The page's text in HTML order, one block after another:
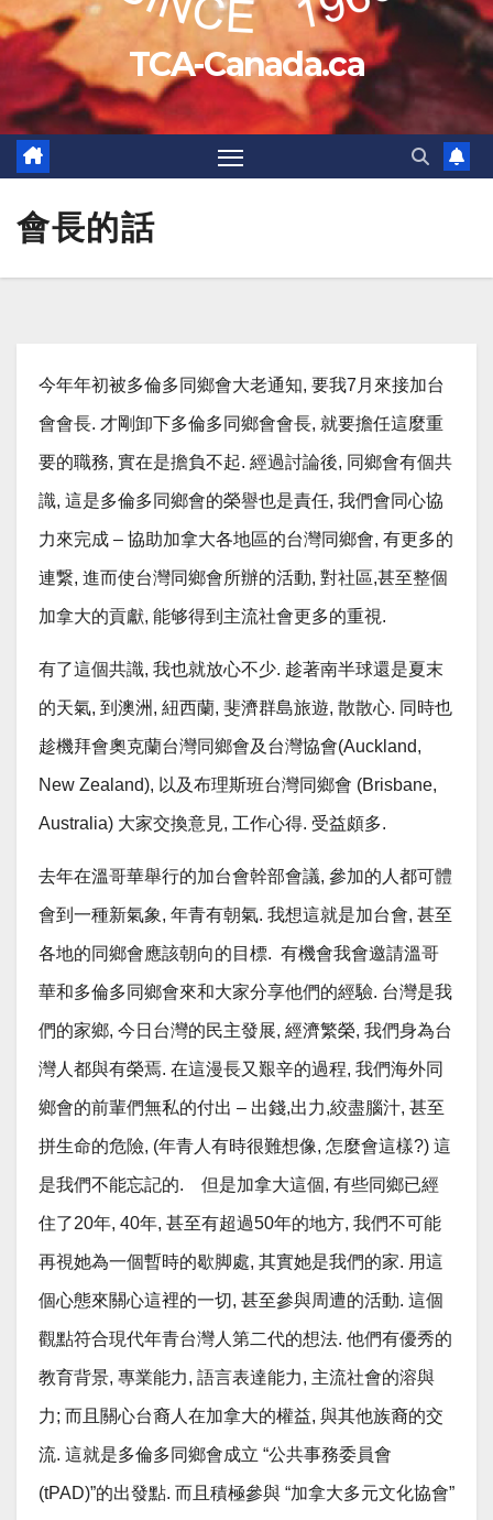
TCA-Canada.ca
會長的話
今年年初被多倫多同鄉會大老通知, 要我7月來接加台
會會長. 才剛卸下多倫多同鄉會會長, 就要擔任這麼重
要的職務, 實在是擔負不起. 經過討論後, 同鄉會有個共
識, 這是多倫多同鄉會的榮譽也是責任, 我們會同心協
力來完成 – 協助加拿大各地區的台灣同鄉會, 有更多的
連繋, 進而使台灣同鄉會所辦的活動, 對社區,甚至整個
加拿大的貢獻, 能够得到主流社會更多的重視.
有了這個共識, 我也就放心不少. 趁著南半球還是夏末
的天氣, 到澳洲, 紐西蘭, 斐濟群島旅遊, 散散心. 同時也
趁機拜會奧克蘭台灣同鄉會及台灣協會(Auckland,
New Zealand), 以及布理斯班台灣同鄉會 (Brisbane,
Australia) 大家交換意見, 工作心得. 受益頗多.
去年在溫哥華舉行的加台會幹部會議, 參加的人都可體
會到一種新氣象, 年青有朝氣. 我想這就是加台會, 甚至
各地的同鄉會應該朝向的目標. 有機會我會邀請溫哥
華和多倫多同鄉會來和大家分享他們的經驗. 台灣是我
們的家鄉, 今日台灣的民主發展, 經濟繁榮, 我們身為台
灣人都與有榮焉. 在這漫長又艱辛的過程, 我們海外同
鄉會的前輩們無私的付出 – 出錢,出力,絞盡腦汁, 甚至
拼生命的危險, (年青人有時很難想像, 怎麼會這樣?) 這
是我們不能忘記的. 但是加拿大這個, 有些同鄉已經
住了20年, 40年, 甚至有超過50年的地方, 我們不可能
再視她為一個暫時的歇脚處, 其實她是我們的家. 用這
個心態來關心這裡的一切, 甚至參與周遭的活動. 這個
觀點符合現代年青台灣人第二代的想法. 他們有優秀的
教育背景, 專業能力, 語言表達能力, 主流社會的溶與
力; 而且關心台裔人在加拿大的權益, 與其他族裔的交
流. 這就是多倫多同鄉會成立 “公共事務委員會
(tPAD)”的出發點. 而且積極參與 “加拿大多元文化協會”